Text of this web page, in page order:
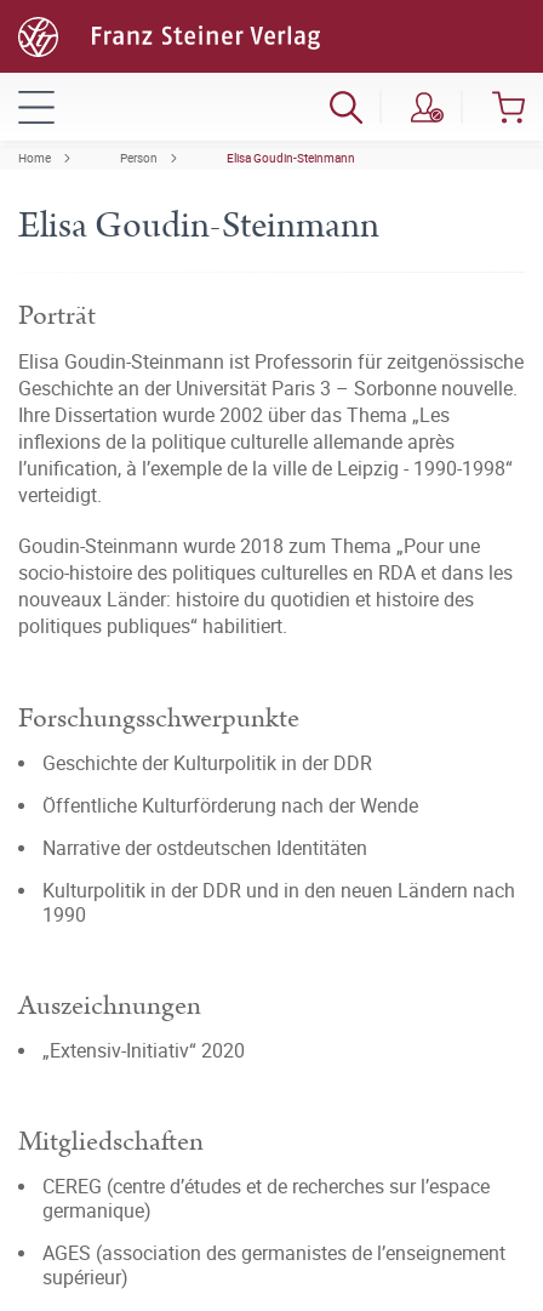
Home Person Elisa Goudin-Steinmann
Elisa Goudin-Steinmann
Porträt
Elisa Goudin-Steinmann ist Professorin für zeitgenössische
Geschichte an der Universität Paris 3 – Sorbonne nouvelle.
Ihre Dissertation wurde 2002 über das Thema „Les
inflexions de la politique culturelle allemande après
l’unification, à l’exemple de la ville de Leipzig - 1990-1998“
verteidigt.
Goudin-Steinmann wurde 2018 zum Thema „Pour une
socio-histoire des politiques culturelles en RDA et dans les
nouveaux Länder: histoire du quotidien et histoire des
politiques publiques“ habilitiert.
Forschungsschwerpunkte
Geschichte der Kulturpolitik in der DDR
Öffentliche Kulturförderung nach der Wende
Narrative der ostdeutschen Identitäten
Kulturpolitik in der DDR und in den neuen Ländern nach
1990
Auszeichnungen
„Extensiv-Initiativ“ 2020
Mitgliedschaften
CEREG (centre d’études et de recherches sur l’espace
germanique)
AGES (association des germanistes de l’enseignement
supérieur)